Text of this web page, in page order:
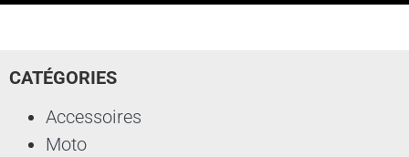
CATÉGORIES
Accessoires
Moto